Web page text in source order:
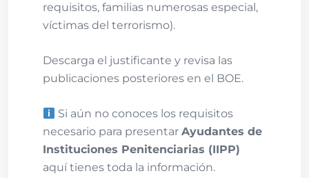
requisitos, familias numerosas especial,
víctimas del terrorismo).
Descarga el justificante y revisa las
publicaciones posteriores en el BOE.
Si aún no conoces los requisitos
necesario para presentar Ayudantes de
Instituciones Penitenciarias (IIPP)
aquí tienes toda la información.